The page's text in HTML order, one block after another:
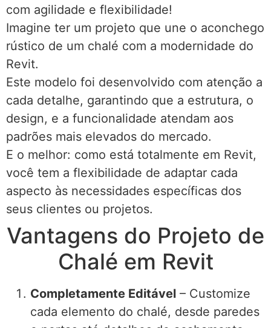
com agilidade e flexibilidade!
Imagine ter um projeto que une o aconchego
rústico de um chalé com a modernidade do
Revit.
Este modelo foi desenvolvido com atenção a
cada detalhe, garantindo que a estrutura, o
design, e a funcionalidade atendam aos
padrões mais elevados do mercado.
E o melhor: como está totalmente em Revit,
você tem a flexibilidade de adaptar cada
aspecto às necessidades específicas dos
seus clientes ou projetos.
Vantagens do Projeto de
Chalé em Revit
Completamente Editável – Customize
cada elemento do chalé, desde paredes